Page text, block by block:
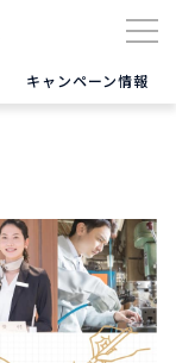
キャンペーン情報